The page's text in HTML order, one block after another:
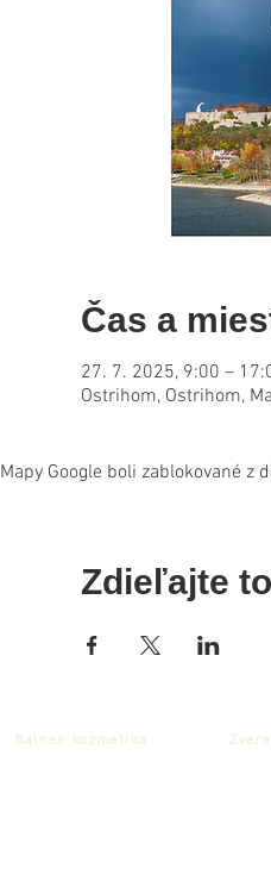
Čas a
27. 7. 2025, 9:00 –
Ostrihom, Ostrihom,
Mapy Google boli zablokované
Zdieľajte
Balnea kozmetika